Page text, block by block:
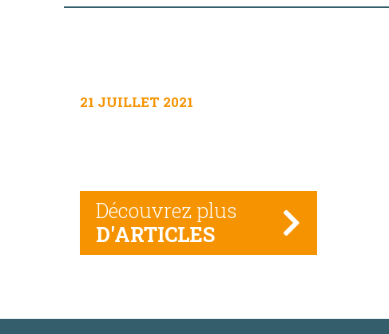
21 JUILLET 2021
Découvrez plus
D'ARTICLES